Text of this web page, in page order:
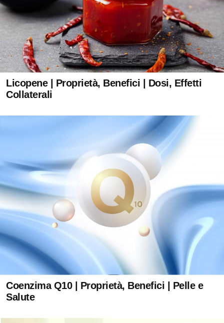
Licopene | Proprietà, Benefici | Dosi, Effetti
Collaterali
Coenzima Q10 | Proprietà, Benefici | Pelle e
Salute